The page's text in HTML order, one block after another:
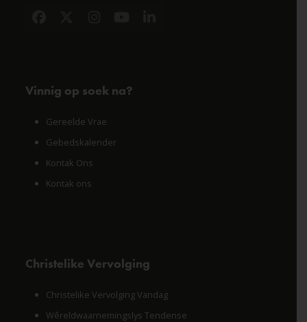
Vinnig op soek na?
Gereelde Vrae
Gebedskalender
Kontak Ons
Kontak ons
Christelike Vervolging
Christelike Vervolging Vandag
Wêreldwaarnemingslys Tendense